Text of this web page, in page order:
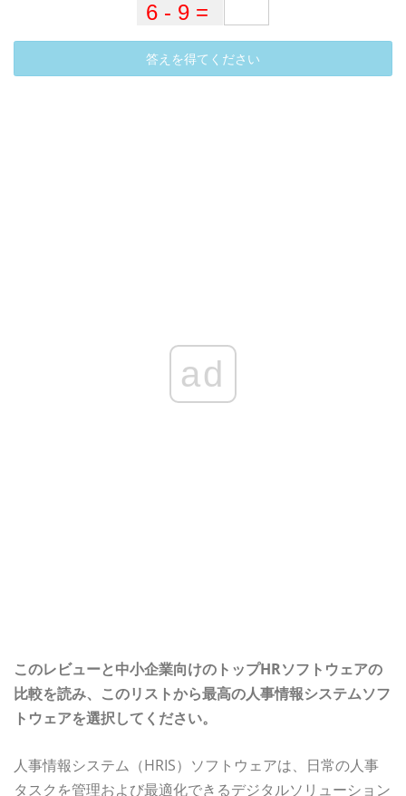
答えを得てください
ad
このレビューと中小企業向けのトップHRソフトウェアの
比較を読み、このリストから最高の人事情報システムソフ
トウェアを選択してください。
人事情報システム（HRIS）ソフトウェアは、日常の人事
タスクを管理および最適化できるデジタルソリューション